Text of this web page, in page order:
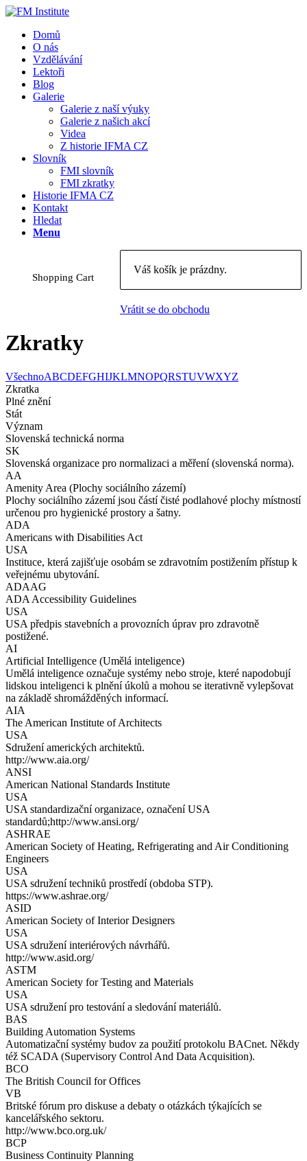
Domů
O nás
Vzdělávání
Lektoři
Blog
Galerie
Galerie z naší výuky
Galerie z našich akcí
Videa
Z historie IFMA CZ
Slovník
FMI slovník
FMI zkratky
Historie IFMA CZ
Kontakt
Hledat
Menu
Shopping Cart
Váš košík je prázdny.
Vrátit se do obchodu
Zkratky
VšechnoABCDEFGHIJKLMNOPQRSTUVWXYZ
Zkratka
Plné znění
Stát
Význam
Slovenská technická norma
SK
Slovenská organizace pro normalizaci a měření (slovenská norma).
AA
Amenity Area (Plochy sociálního zázemí)
Plochy sociálního zázemí jsou částí čisté podlahové plochy místností
určenou pro hygienické prostory a šatny.
ADA
Americans with Disabilities Act
USA
Instituce, která zajišťuje osobám se zdravotním postižením přístup k
veřejnému ubytování.
ADAAG
ADA Accessibility Guidelines
USA
USA předpis stavebních a provozních úprav pro zdravotně
postižené.
AI
Artificial Intelligence (Umělá inteligence)
Umělá inteligence označuje systémy nebo stroje, které napodobují
lidskou inteligenci k plnění úkolů a mohou se iterativně vylepšovat
na základě shromážděných informací.
AIA
The American Institute of Architects
USA
Sdružení amerických architektů.
http://www.aia.org/
ANSI
American National Standards Institute
USA
USA standardizační organizace, označení USA
standardů;http://www.ansi.org/
ASHRAE
American Society of Heating, Refrigerating and Air Conditioning
Engineers
USA
USA sdružení techniků prostředí (obdoba STP).
https://www.ashrae.org/
ASID
American Society of Interior Designers
USA
USA sdružení interiérových návrhářů.
http://www.asid.org/
ASTM
American Society for Testing and Materials
USA
USA sdružení pro testování a sledování materiálů.
BAS
Building Automation Systems
Automatizační systémy budov za použití protokolu BACnet. Někdy
též SCADA (Supervisory Control And Data Acquisition).
BCO
The British Council for Offices
VB
Britské fórum pro diskuse a debaty o otázkách týkajících se
kancelářského sektoru.
http://www.bco.org.uk/
BCP
Business Continuity Planning